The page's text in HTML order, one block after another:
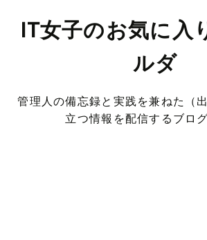
IT女子のお気に入
ルダ
管理人の備忘録と実践を兼ねた（
立つ情報を配信するブログ